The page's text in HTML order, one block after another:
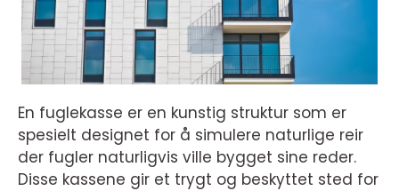
En fuglekasse er en kunstig struktur som er
spesielt designet for å simulere naturlige reir
der fugler naturligvis ville bygget sine reder.
Disse kassene gir et trygt og beskyttet sted for